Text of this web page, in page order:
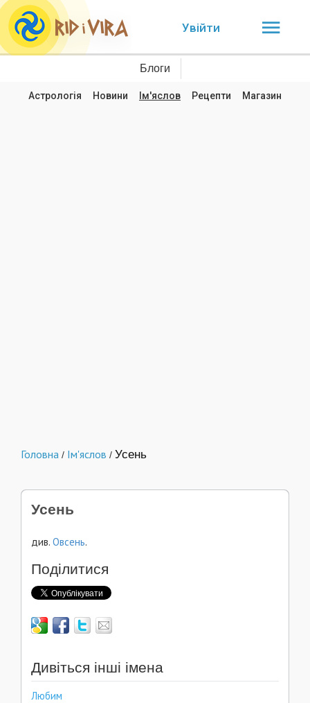
Увійти
Блоги
Астрологія Новини Ім'яслов Рецепти Магазин
Головна / Ім'яслов / Усень
Усень
див. Овсень.
Поділитися
Дивіться інші імена
Любим